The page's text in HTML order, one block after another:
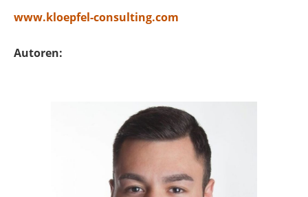
www.kloepfel-consulting.com
Autoren: